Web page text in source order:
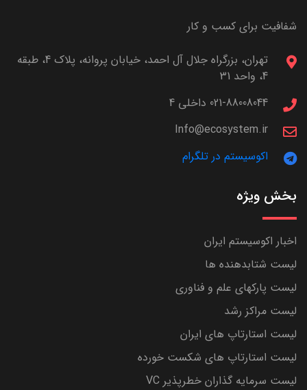
شفافیت برای کسب و کار
تهران، بزرگراه جلال آل احمد، خیابان پروانه، پلاک 4، طبقه
4، واحد 31
021-88008044 داخلی 4
Info@ecosystem.ir
اکوسیستم در تلگرام
بخش ویژه
اخبار اکوسیستم ایران
لیست شتابدهنده ها
لیست پارکهای علم و فناوری
لیست مراکز رشد
لیست استارتاپ های ایران
لیست استارتاپ های شکست خورده
لیست سرمایه گذاران خطرپذیر VC